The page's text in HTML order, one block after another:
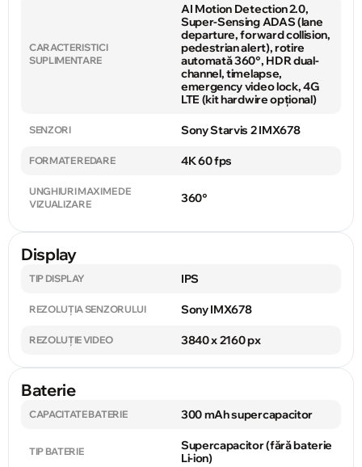
CARACTERISTICI
SUPLIMENTARE
AI Motion Detection 2.0,
Super-Sensing ADAS (lane
departure, forward collision,
pedestrian alert), rotire
automată 360°, HDR dual-
channel, timelapse,
emergency video lock, 4G
LTE (kit hardwire opțional)
SENZORI Sony Starvis 2 IMX678
FORMATE REDARE 4K 60 fps
UNGHIURI MAXIME DE
VIZUALIZARE
360°
Display
TIP DISPLAY IPS
REZOLUȚIA SENZORULUI Sony IMX678
REZOLUȚIE VIDEO 3840 x 2160 px
Baterie
CAPACITATE BATERIE 300 mAh supercapacitor
TIP BATERIE
Supercapacitor (fără baterie
Li-ion)